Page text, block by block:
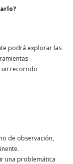
podrá explorar las
un recorrido
de observación,
una problemática